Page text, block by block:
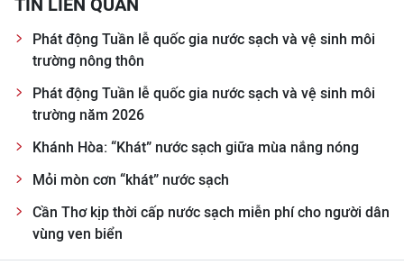
Phát động Tuần lễ quốc gia nước sạch và vệ sinh môi
trường nông thôn
Phát động Tuần lễ quốc gia nước sạch và vệ sinh môi
trường năm 2026
Khánh Hòa: “Khát” nước sạch giữa mùa nắng nóng
Mỏi mòn cơn “khát” nước sạch
Cần Thơ kịp thời cấp nước sạch miễn phí cho người dân
vùng ven biển